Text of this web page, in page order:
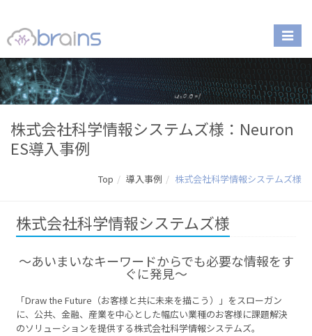
株式会社科学情報システムズ様：Neuron
ES導入事例
Top 導入事例 株式会社科学情報システムズ様
株式会社科学情報システムズ様
〜あいまいなキーワードからでも必要な情報をす
ぐに発見～
「Draw the Future（お客様と共に未来を描こう）」をスローガン
に、公共、金融、産業を中心とした幅広い業種のお客様に課題解決
のソリューションを提供する株式会社科学情報システムズ。